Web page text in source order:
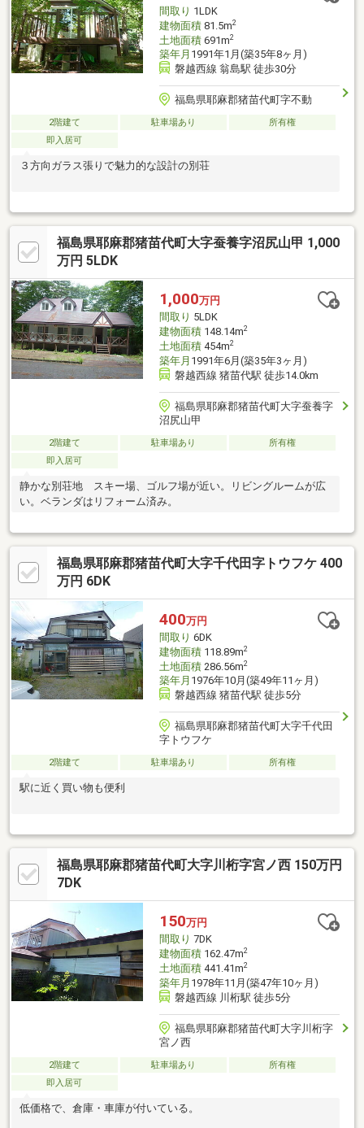
間取り 1LDK
建物面積81.5m2
土地面積691m2
築年月 1991年1月(築35年8ヶ月)
磐越西線 翁島駅 徒歩30分
福島県耶麻郡猪苗代町字不動
2階建て 駐車場あり
所有権
即入居可
３方向ガラス張りで魅力的な設計の別荘
福島県耶麻郡猪苗代町大字蚕養字沼尻山甲 1,000
万円 5LDK
1,000万円
間取り 5LDK
建物面積148.14m2
土地面積454m2
築年月 1991年6月(築35年3ヶ月)
磐越西線 猪苗代駅 徒歩14.0km
福島県耶麻郡猪苗代町大字蚕養字
沼尻山甲
2階建て 駐車場あり
所有権
即入居可
静かな別荘地 スキー場、ゴルフ場が近い。リビングルームが広
い。ベランダはリフォーム済み。
福島県耶麻郡猪苗代町大字千代田字トウフケ 400
万円 6DK
400万円
間取り 6DK
建物面積118.89m2
土地面積286.56m2
築年月 1976年10月(築49年11ヶ月)
磐越西線 猪苗代駅 徒歩5分
福島県耶麻郡猪苗代町大字千代田
字トウフケ
2階建て 駐車場あり 所有権
駅に近く買い物も便利
福島県耶麻郡猪苗代町大字川桁字宮ノ西 150万円
7DK
150万円
間取り 7DK
建物面積162.47m2
土地面積441.41m2
築年月 1978年11月(築47年10ヶ月)
磐越西線 川桁駅 徒歩5分
福島県耶麻郡猪苗代町大字川桁字
宮ノ西
2階建て 駐車場あり
所有権
即入居可
低価格で、倉庫・車庫が付いている。